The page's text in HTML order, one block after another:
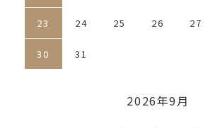
23 24 25 26 27
30 31
2026年9月